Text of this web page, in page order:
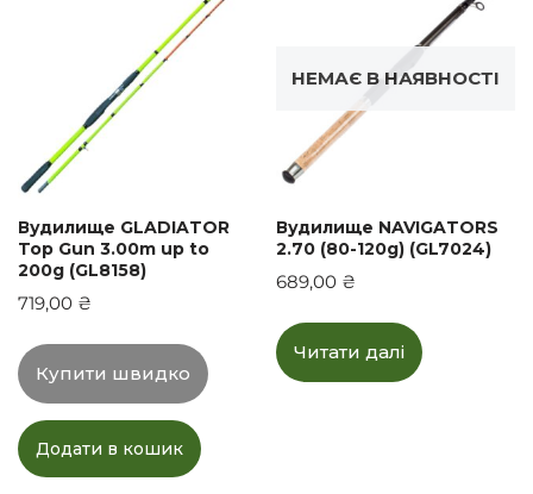
Вудилище GLADIATOR
Top Gun 3.00m up to
200g (GL8158)
719,00 ₴
Купити швидко
Додати в кошик
НЕМАЄ В НАЯВНОСТІ
Вудилище NAVIGATORS
2.70 (80-120g) (GL7024)
689,00 ₴
Читати далі